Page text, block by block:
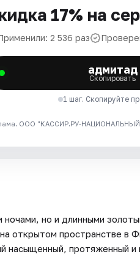
17% на
2 536 раз
адмитад
Скопировать
1 шаг. Скопируйте
ООО "КАССИР.РУ-НАЦИОНАЛЬНЫЙ
но и длинными
открытом пространстве в
насыщенный, протяженный и